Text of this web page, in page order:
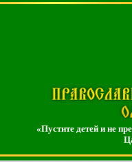
«Пустите детей и не